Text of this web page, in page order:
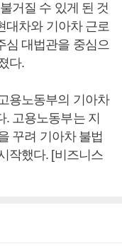
거질 수 있게 된 것
대차와 기아차 근로
심 대법관을 중심으
다.
용노동부의 기아차
고용노동부는 지
꾸려 기아차 불법
작했다. [비즈니스